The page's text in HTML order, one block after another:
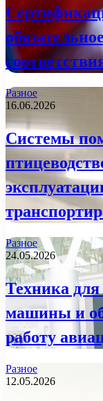
Разное
16.06.2026
Системы
Разное
24.05.2026
Техника
машины и
работу
Разное
12.05.2026